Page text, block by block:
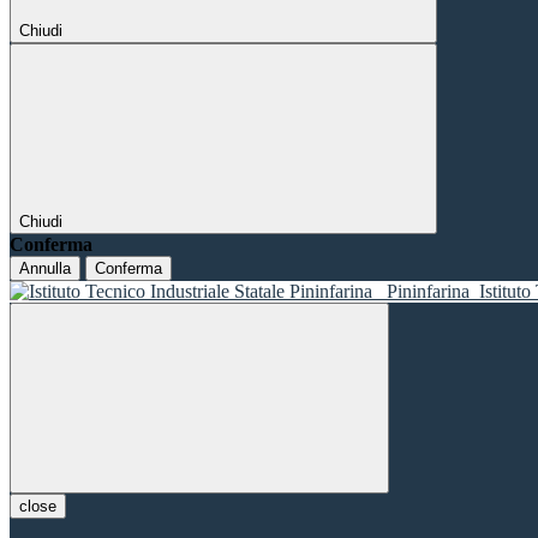
Chiudi
Chiudi
Conferma
Annulla Conferma
Pininfarina Istituto
close